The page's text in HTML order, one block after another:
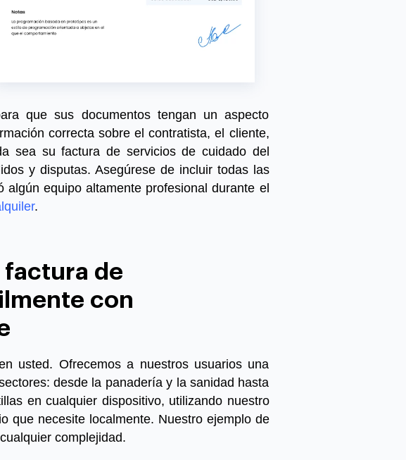
que sus documentos tengan un aspecto
correcta sobre el contratista, el cliente,
sea sufactura de servicios de cuidado del
y disputas. Asegúrese de incluir todas las
equipo altamente profesional durante el
.
factura de
con
usted. Ofrecemos a nuestros usuarios una
desde la panadería y la sanidad hasta
en cualquier dispositivo, utilizando nuestro
que necesite localmente. Nuestro ejemplo de
complejidad.